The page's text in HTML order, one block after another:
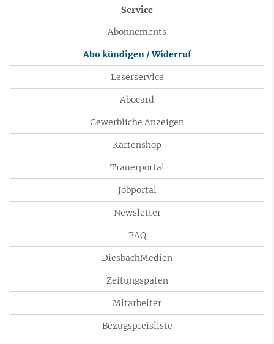
Service
Abonnements
Abo kündigen / Widerruf
Leserservice
Abocard
Gewerbliche Anzeigen
Kartenshop
Trauerportal
Jobportal
Newsletter
FAQ
DiesbachMedien
Zeitungspaten
Mitarbeiter
Bezugspreisliste